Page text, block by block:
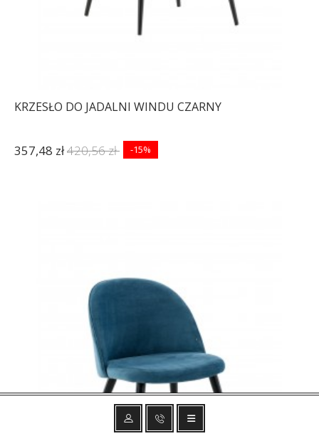
KRZESŁO DO JADALNI WINDU CZARNY
357,48 zł420,56 zł -15%